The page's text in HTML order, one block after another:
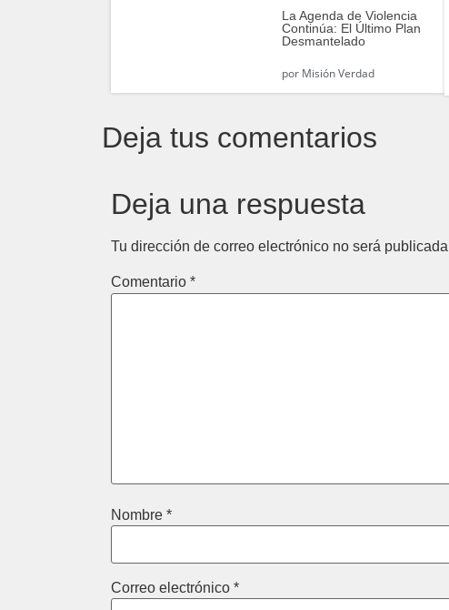
La Agenda de Violencia
Continúa: El Último Plan
Desmantelado
por Misión Verdad
Deja tus comentarios
Deja una respuesta
Tu dirección de correo electrónico no será
Comentario *
Nombre *
Correo electrónico *